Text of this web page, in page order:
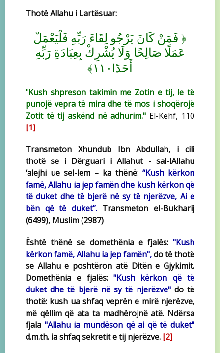
Thotë Allahu i Lartësuar:
﴿ فَمَنْ كَانَ يَرْجُو لِقَاءَ رَبِّهِ فَلْيَعْمَلْ
عَمَلًا صَالِحًا وَلَا يُشْرِكْ بِعِبَادَةِ رَبِّهِ
أَحَدًا١١٠
﴾
"Kush shpreson takimin me Zotin e tij, le të
punojë vepra të mira dhe të mos i shoqërojë
Zotit të tij askënd në adhurim." El-Kehf, 110
[1]
Transmeton Xhundub Ibn Abdullah, i cili
thotë se i Dërguari i Allahut - sal-lAllahu
‘alejhi ue sel-lem – ka thënë: “Kush kërkon
famë, Allahu ia jep famën dhe kush kërkon që
të duket dhe të bjerë në sy të njerëzve, Ai e
bën që të duket”.Transmeton el-Bukharij
(6499), Muslim (2987)
Është thënë se domethënia e fjalës: "Kush
kërkon famë, Allahu ia jep famën",do të thotë
se Allahu e poshtëron atë Ditën e Gjykimit.
Domethënia e fjalës: "Kush kërkon që të
duket dhe të bjerë në sy të njerëzve"do të
thotë: kush ua shfaq veprën e mirë njerëzve,
më qëllim që ata ta madhërojnë atë. Ndërsa
fjala "Allahu ia mundëson që ai që të duket"
d.m.th. ia shfaq sekretit e tij njerëzve. [2]